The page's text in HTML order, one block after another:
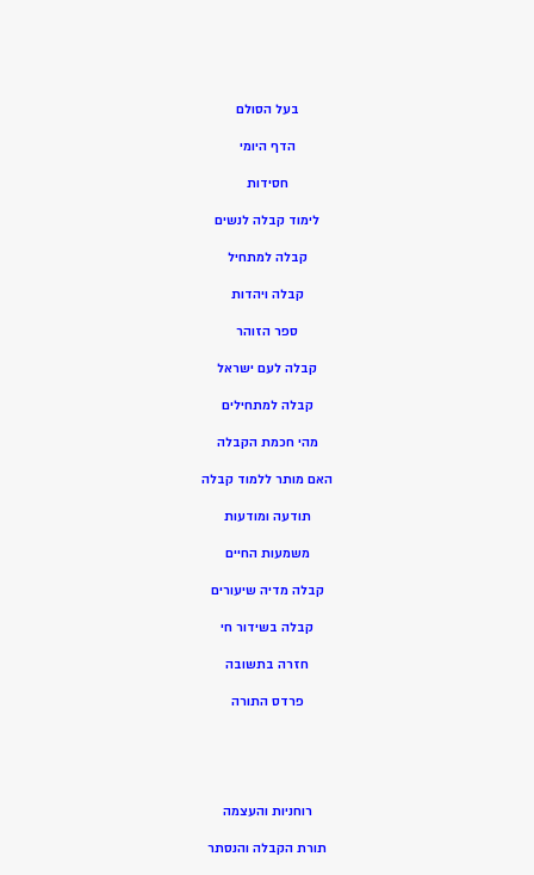
בעל הסולם
הדף היומי
חסידות
לימוד קבלה לנשים
קבלה למתחיל
קבלה ויהדות
ספר הזוהר
קבלה לעם ישראל
קבלה למתחילים
מהי חכמת הקבלה
האם מותר ללמוד קבלה
תודעה ומודעות
משמעות החיים
קבלה מדיה שיעורים
קבלה בשידור חי
חזרה בתשובה
פרדס התורה
רוחניות והעצמה
תורת הקבלה והנסתר